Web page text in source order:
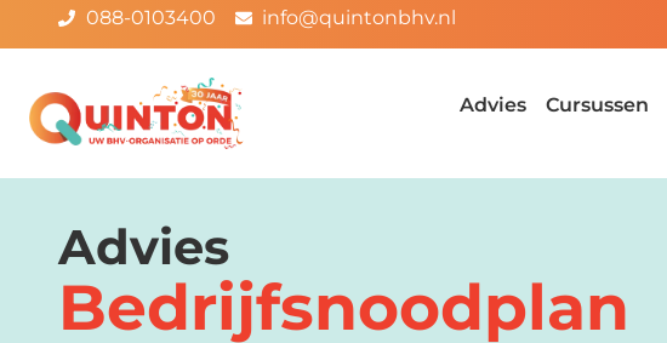
088-0103400 info@quintonbhv.nl
Advies Cursussen
Bedrijfsnoodplan
Advies